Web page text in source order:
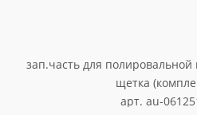
зап.часть для
щетка
арт. au-